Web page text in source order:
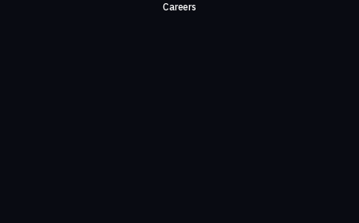
Careers